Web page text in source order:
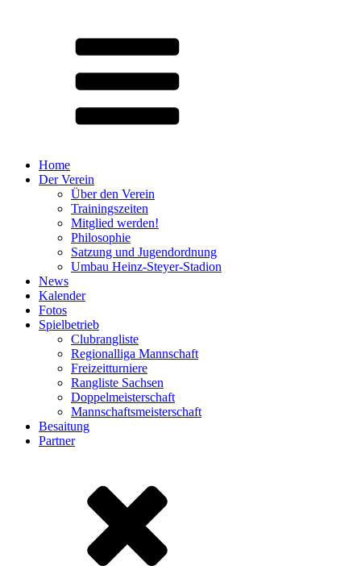
Home
Der Verein
Über den Verein
Trainingszeiten
Mitglied werden!
Philosophie
Satzung und Jugendordnung
Umbau Heinz-Steyer-Stadion
News
Kalender
Fotos
Spielbetrieb
Clubrangliste
Regionalliga Mannschaft
Freizeitturniere
Rangliste Sachsen
Doppelmeisterschaft
Mannschaftsmeisterschaft
Besaitung
Partner